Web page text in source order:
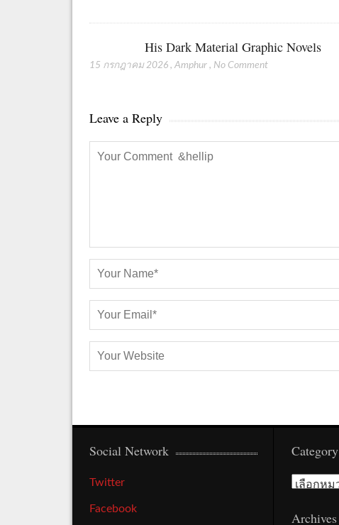
His Dark Material Graphic Novels
15 กรกฎาคม 2026 ,Amphur , No Comment
Leave a Reply
Social Network
Twitter
Facebook
Category
Category
Archives